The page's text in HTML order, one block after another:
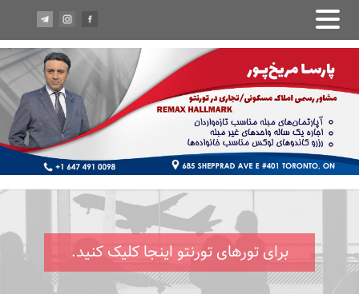
برای تورهای تورنتو اینجا کلیک کنید.